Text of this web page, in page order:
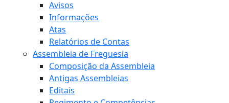
Avisos
Informações
Atas
Relatórios de Contas
Assembleia de Freguesia
Composição da Assembleia
Antigas Assembleias
Editais